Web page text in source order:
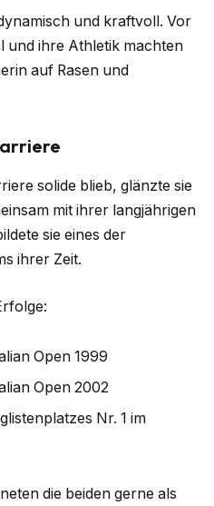
und kraftvoll. Vor
und ihre Athletik machten
auf Rasen und
solide blieb, glänzte sie
mit ihrer langjährigen
sie eines der
ihrer Zeit.
Open 1999
Open 2002
Nr. 1 im
die beiden gerne als